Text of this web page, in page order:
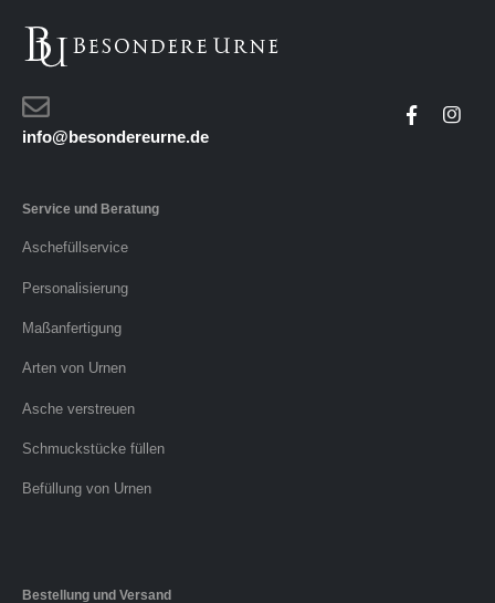
info@besondereurne.de
Service und Beratung
Aschefüllservice
Personalisierung
Maßanfertigung
Arten von Urnen
Asche verstreuen
Schmuckstücke füllen
Befüllung von Urnen
Bestellung und Versand